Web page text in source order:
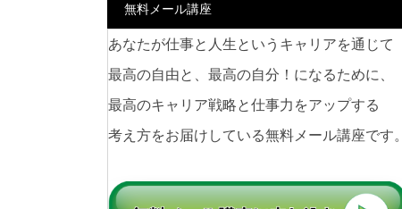
無料メール講座
あなたが仕事と人生というキャリアを通じて
最高の自由と、最高の自分！になるために、
最高のキャリア戦略と仕事力をアップする
考え方をお届けしている無料メール講座です。